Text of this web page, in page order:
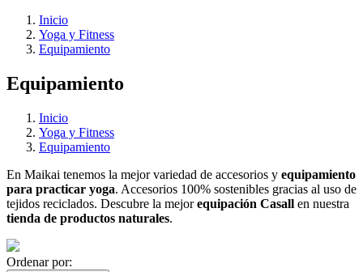
Inicio
Yoga y Fitness
Equipamiento
Equipamiento
Inicio
Yoga y Fitness
Equipamiento
En Maikai tenemos la mejor variedad de accesorios y equipamiento
para practicar yoga. Accesorios 100% sostenibles gracias al uso de
tejidos reciclados. Descubre la mejorequipación Casall en nuestra
tienda de productos naturales.
Ordenar por: